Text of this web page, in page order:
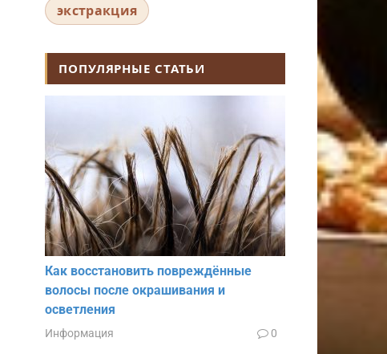
экстракция
ПОПУЛЯРНЫЕ СТАТЬИ
Как восстановить повреждённые
волосы после окрашивания и
осветления
Информация 0